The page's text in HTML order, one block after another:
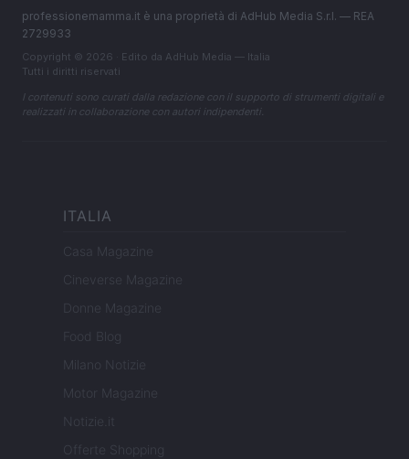
professionemamma.it è una proprietà di AdHub Media S.r.l. — REA
2729933
Copyright © 2026 · Edito da AdHub Media — Italia
Tutti i diritti riservati
I contenuti sono curati dalla redazione con il supporto di strumenti digitali e
realizzati in collaborazione con autori indipendenti.
ITALIA
Casa Magazine
Cineverse Magazine
Donne Magazine
Food Blog
Milano Notizie
Motor Magazine
Notizie.it
Offerte Shopping